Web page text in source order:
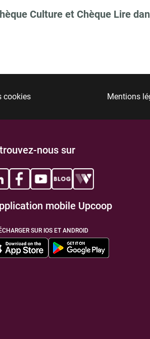
Culture et Chèque Lire
cookies Mentions
nous sur
mobile Upcoop
SUR IOS ET ANDROID